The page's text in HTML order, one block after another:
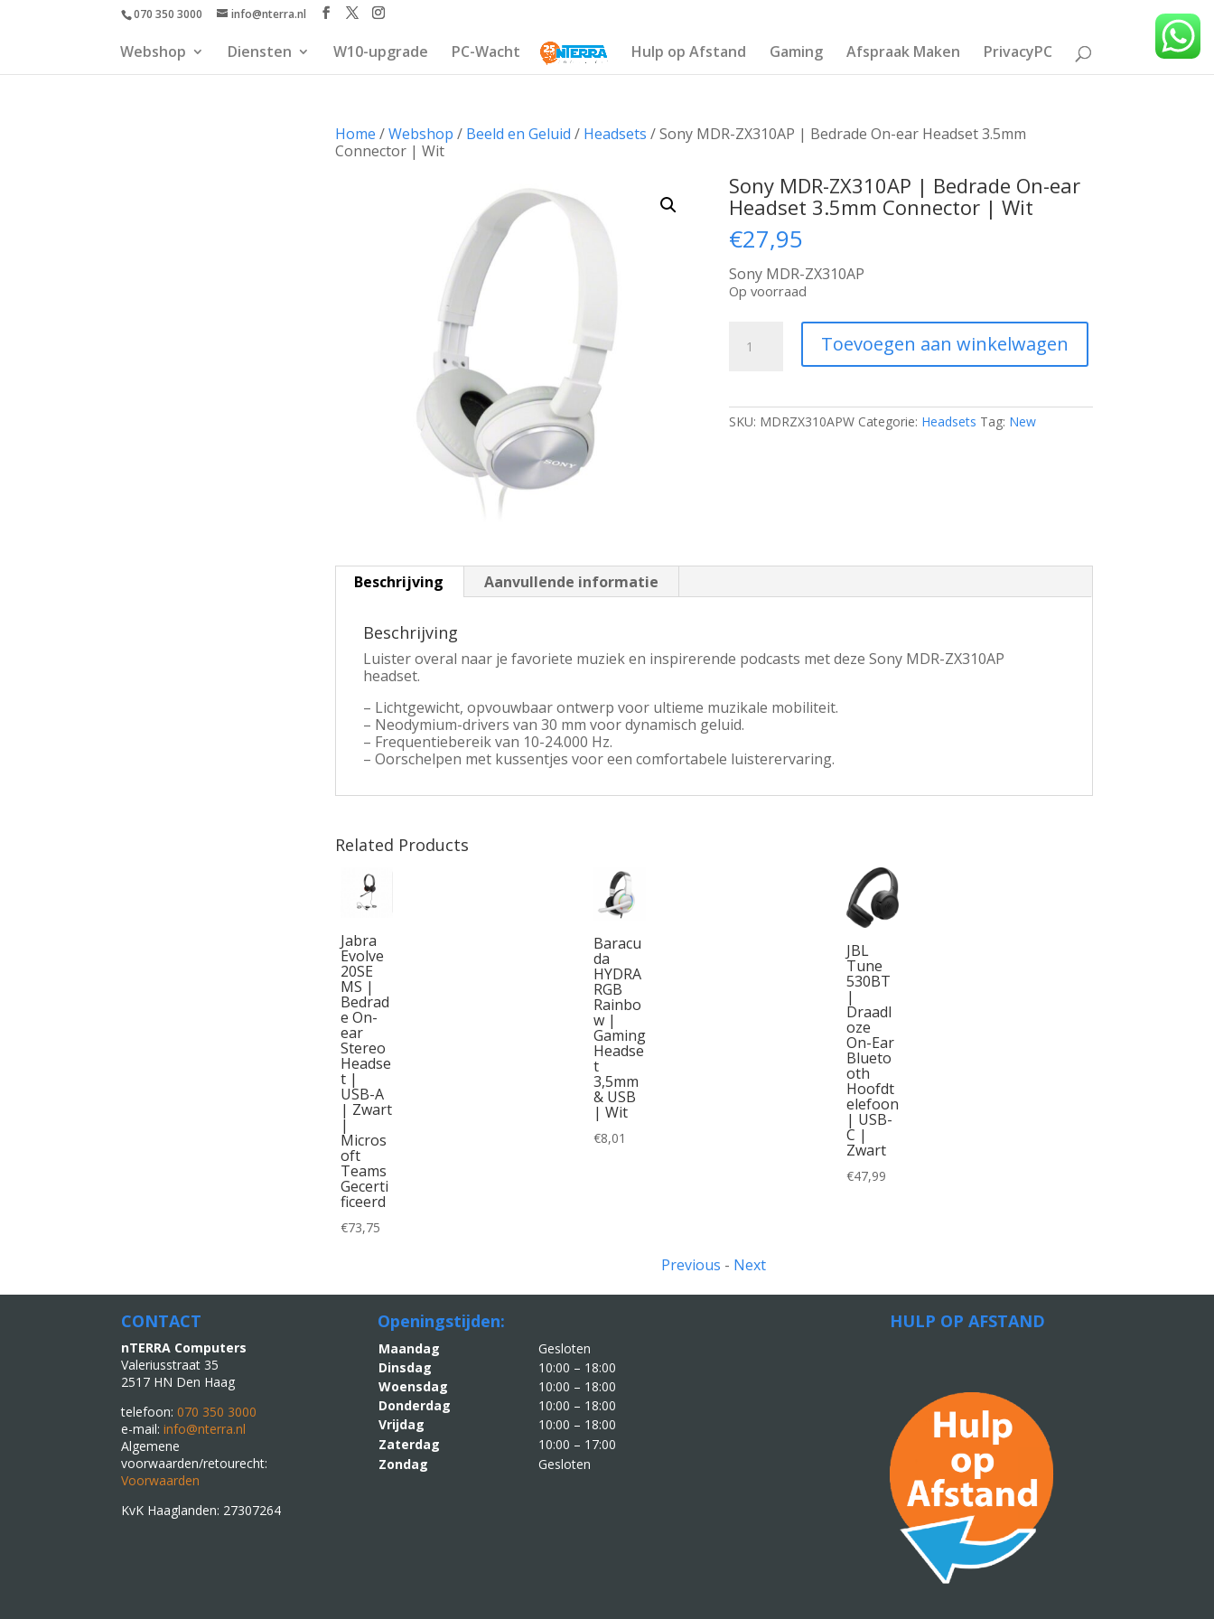
070 350 3000 info@nterra.nl
Webshop Diensten W10-upgrade PC-Wacht Hulp op Afstand Gaming Afspraak Maken PrivacyPC
Home /Webshop / Beeld en Geluid / Headsets / Sony MDR-ZX310AP | Bedrade On-ear Headset 3.5mm
Connector | Wit
Sony MDR-ZX310AP | Bedrade On-ear
Headset 3.5mm Connector | Wit
€27,95
Sony MDR-ZX310AP
Op voorraad
MDR-
On-
ear
Toevoegen aan winkelwagen
SKU: MDRZX310APW Categorie: Headsets Tag: New
Beschrijving Aanvullende informatie
Beschrijving
Luister overal naar je favoriete muziek en inspirerende podcasts met deze Sony MDR-ZX310AP
headset.
– Lichtgewicht, opvouwbaar ontwerp voor ultieme muzikale mobiliteit.
– Neodymium-drivers van 30 mm voor dynamisch geluid.
– Frequentiebereik van 10-24.000 Hz.
– Oorschelpen met kussentjes voor een comfortabele luisterervaring.
Related Products
Jabra
Evolve
20SE
MS |
Bedrad
e On-
ear
Stereo
Headse
t |
USB-A
| Zwart
|
Micros
oft
Teams
Gecerti
ficeerd
€73,75
Baracu
da
HYDRA
RGB
Rainbo
w |
Gaming
Headse
t
3,5mm
& USB
| Wit
€8,01
JBL
Tune
530BT
|
Draadl
oze
On-Ear
Blueto
oth
Hoofdt
elefoon
| USB-
C |
Zwart
€47,99
Previous - Next
CONTACT
nTERRA Computers
Valeriusstraat 35
2517 HN Den Haag
telefoon:070 350 3000
e-mail:info@nterra.nl
Algemene
voorwaarden/retourecht:
Voorwaarden
KvK Haaglanden: 27307264
Openingstijden:
Maandag
Gesloten
Dinsdag
10:00 – 18:00
Woensdag
10:00 – 18:00
Donderdag
10:00 – 18:00
Vrijdag
10:00 – 18:00
Zaterdag
10:00 – 17:00
Zondag
Gesloten
HULP OP AFSTAND